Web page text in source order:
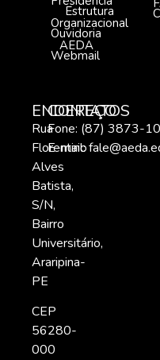
ENDEREÇO
Rua
Florentino
Alves
Batista,
S/N,
Bairro
Universitário,
Araripina-
PE
CEP
56280-
000
CONTATOS
Fone: (87) 3873-
E-mail:
Estrutura
Organizacional
Ouvidoria
AEDA
Webmail